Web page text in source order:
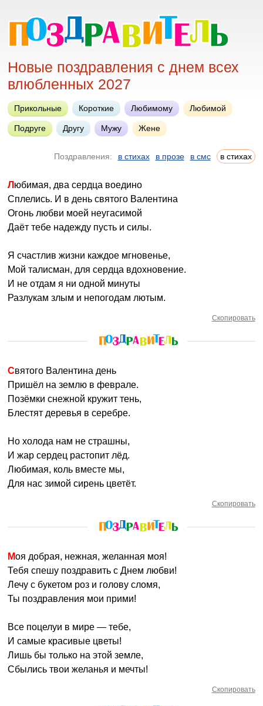
Новые поздравления с днем всех
влюбленных 2027
Прикольные Короткие Любимому Любимой
Подруге Другу Мужу Жене
Поздравления: в стихах в прозе в смс в стихах
Любимая, два сердца воедино
Сплелись. И в день святого Валентина
Огонь любви моей неугасимой
Даёт тебе надежду пусть и силы.
Я счастлив жизни каждое мгновенье,
Мой талисман, для сердца вдохновение.
И не отдам я ни одной минуты
Разлукам злым и непогодам лютым.
Скопировать
Святого Валентина день
Пришёл на землю в феврале.
Позёмки снежной кружит тень,
Блестят деревья в серебре.
Но холода нам не страшны,
И жар сердец растопит лёд.
Любимая, коль вместе мы,
Для нас зимой сирень цветёт.
Скопировать
Моя добрая, нежная, желанная моя!
Тебя спешу поздравить с Днем любви!
Лечу с букетом роз и голову сломя,
Ты поздравления мои прими!
Все поцелуи в мире — тебе,
И самые красивые цветы!
Лишь бы только на этой земле,
Сбылись твои желанья и мечты!
Скопировать